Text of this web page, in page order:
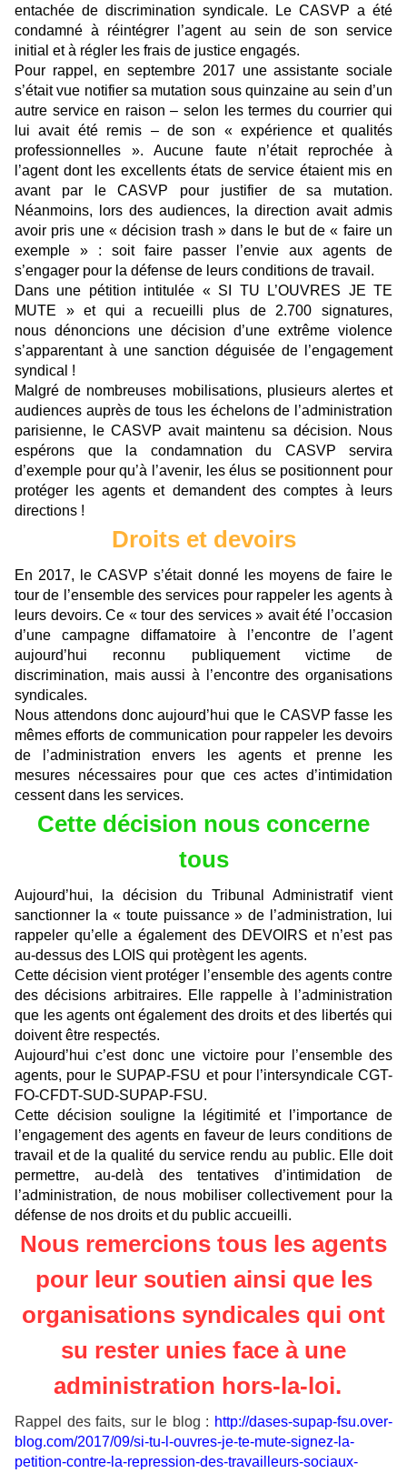
entachée de discrimination syndicale. Le CASVP a été
condamné à réintégrer l’agent au sein de son service
initial et à régler les frais de justice engagés.
Pour rappel, en septembre 2017 une assistante sociale
s’était vue notifier sa mutation sous quinzaine au sein d’un
autre service en raison – selon les termes du courrier qui
lui avait été remis – de son « expérience et qualités
professionnelles ». Aucune faute n’était reprochée à
l’agent dont les excellents états de service étaient mis en
avant par le CASVP pour justifier de sa mutation.
Néanmoins, lors des audiences, la direction avait admis
avoir pris une « décision trash » dans le but de « faire un
exemple » : soit faire passer l’envie aux agents de
s’engager pour la défense de leurs conditions de travail.
Dans une pétition intitulée « SI TU L’OUVRES JE TE
MUTE » et qui a recueilli plus de 2.700 signatures,
nous dénoncions une décision d’une extrême violence
s’apparentant à une sanction déguisée de l’engagement
syndical !
Malgré de nombreuses mobilisations, plusieurs alertes et
audiences auprès de tous les échelons de l’administration
parisienne, le CASVP avait maintenu sa décision. Nous
espérons que la condamnation du CASVP servira
d’exemple pour qu’à l’avenir, les élus se positionnent pour
protéger les agents et demandent des comptes à leurs
directions !
Droits et devoirs
En 2017, le CASVP s’était donné les moyens de faire le
tour de l’ensemble des services pour rappeler les agents à
leurs devoirs. Ce « tour des services » avait été l’occasion
d’une campagne diffamatoire à l’encontre de l’agent
aujourd’hui reconnu publiquement victime de
discrimination, mais aussi à l’encontre des organisations
syndicales.
Nous attendons donc aujourd’hui que le CASVP fasse les
mêmes efforts de communication pour rappeler les devoirs
de l’administration envers les agents et prenne les
mesures nécessaires pour que ces actes d’intimidation
cessent dans les services.
Cette décision nous concerne
tous
Aujourd’hui, la décision du Tribunal Administratif vient
sanctionner la « toute puissance » de l’administration, lui
rappeler qu’elle a également des DEVOIRS et n’est pas
au-dessus des LOIS qui protègent les agents.
Cette décision vient protéger l’ensemble des agents contre
des décisions arbitraires. Elle rappelle à l’administration
que les agents ont également des droits et des libertés qui
doivent être respectés.
Aujourd’hui c’est donc une victoire pour l’ensemble des
agents, pour le SUPAP-FSU et pour l’intersyndicale CGT-
FO-CFDT-SUD-SUPAP-FSU.
Cette décision souligne la légitimité et l’importance de
l’engagement des agents en faveur de leurs conditions de
travail et de la qualité du service rendu au public. Elle doit
permettre, au-delà des tentatives d’intimidation de
l’administration, de nous mobiliser collectivement pour la
défense de nos droits et du public accueilli.
Nous remercions tous les agents
pour leur soutien ainsi que les
organisations syndicales qui ont
su rester unies face à une
administration hors-la-loi.
Rappel des faits, sur le blog : http://dases-supap-fsu.over-
blog.com/2017/09/si-tu-l-ouvres-je-te-mute-signez-la-
petition-contre-la-repression-des-travailleurs-sociaux-